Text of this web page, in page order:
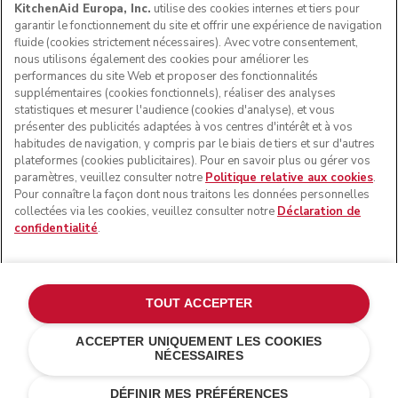
SUIVEZ-NOUS
forme du robot pâtissier multifonction sont des marques
commerciales aux États-Unis et ailleurs.
Gérer mes cookies
Politique de confidentialité
Politique en matière de cookies
Résolution des litiges en ligne
KitchenAid Europa, Inc. utilise des cookies internes et tiers pour
garantir le fonctionnement du site et offrir une expérience de navigation
fluide (cookies strictement nécessaires). Avec votre consentement,
nous utilisons également des cookies pour améliorer les
performances du site Web et proposer des fonctionnalités
supplémentaires (cookies fonctionnels), réaliser des analyses
statistiques et mesurer l'audience (cookies d'analyse), et vous
présenter des publicités adaptées à vos centres d'intérêt et à vos
habitudes de navigation, y compris par le biais de tiers et sur d'autres
plateformes (cookies publicitaires). Pour en savoir plus ou gérer vos
paramètres, veuillez consulter notre Politique relative aux cookies.
Pour connaître la façon dont nous traitons les données personnelles
collectées via les cookies, veuillez consulter notre Déclaration de
confidentialité.
DÉFINIR MES PRÉFÉRENCES
ACCEPTER UNIQUEMENT LES COOKIES
NÉCESSAIRES
TOUT ACCEPTER